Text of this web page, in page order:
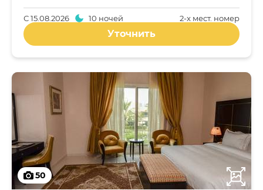
2-x мест. номер
С15.08.2026 10 ночей
Уточнить
50